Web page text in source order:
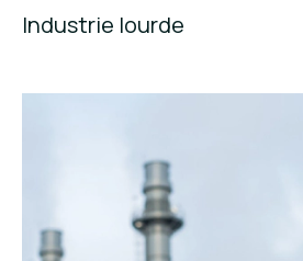
Industrie lourde